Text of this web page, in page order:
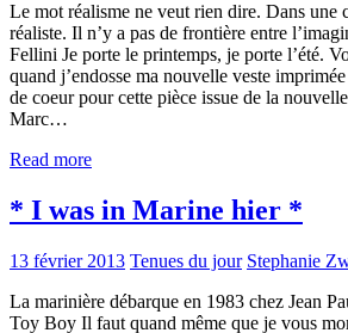
Le mot réalisme ne veut rien dire. Dans une
réaliste. Il n’y a pas de frontière entre
Fellini Je porte le printemps, je porte l’été.
quand j’endosse ma nouvelle veste
de coeur pour cette pièce issue de la
Marc…
Read more
* I was in Marine hier *
13 février 2013 Tenues du jour Stephanie
La marinière débarque en 1983 chez Jean
Toy Boy Il faut quand même que je vous